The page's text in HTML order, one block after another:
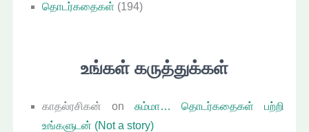
தொடர்கதைகள் (194)
உங்கள் கருத்துக்கள்
காதல்ரசிகன் on சும்மா… தொடர்கதைகள் பற்றி
உங்களுடன் (Not a story)